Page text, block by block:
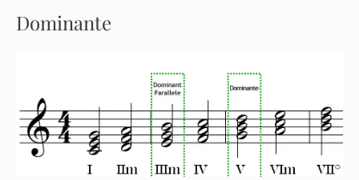
Dominante